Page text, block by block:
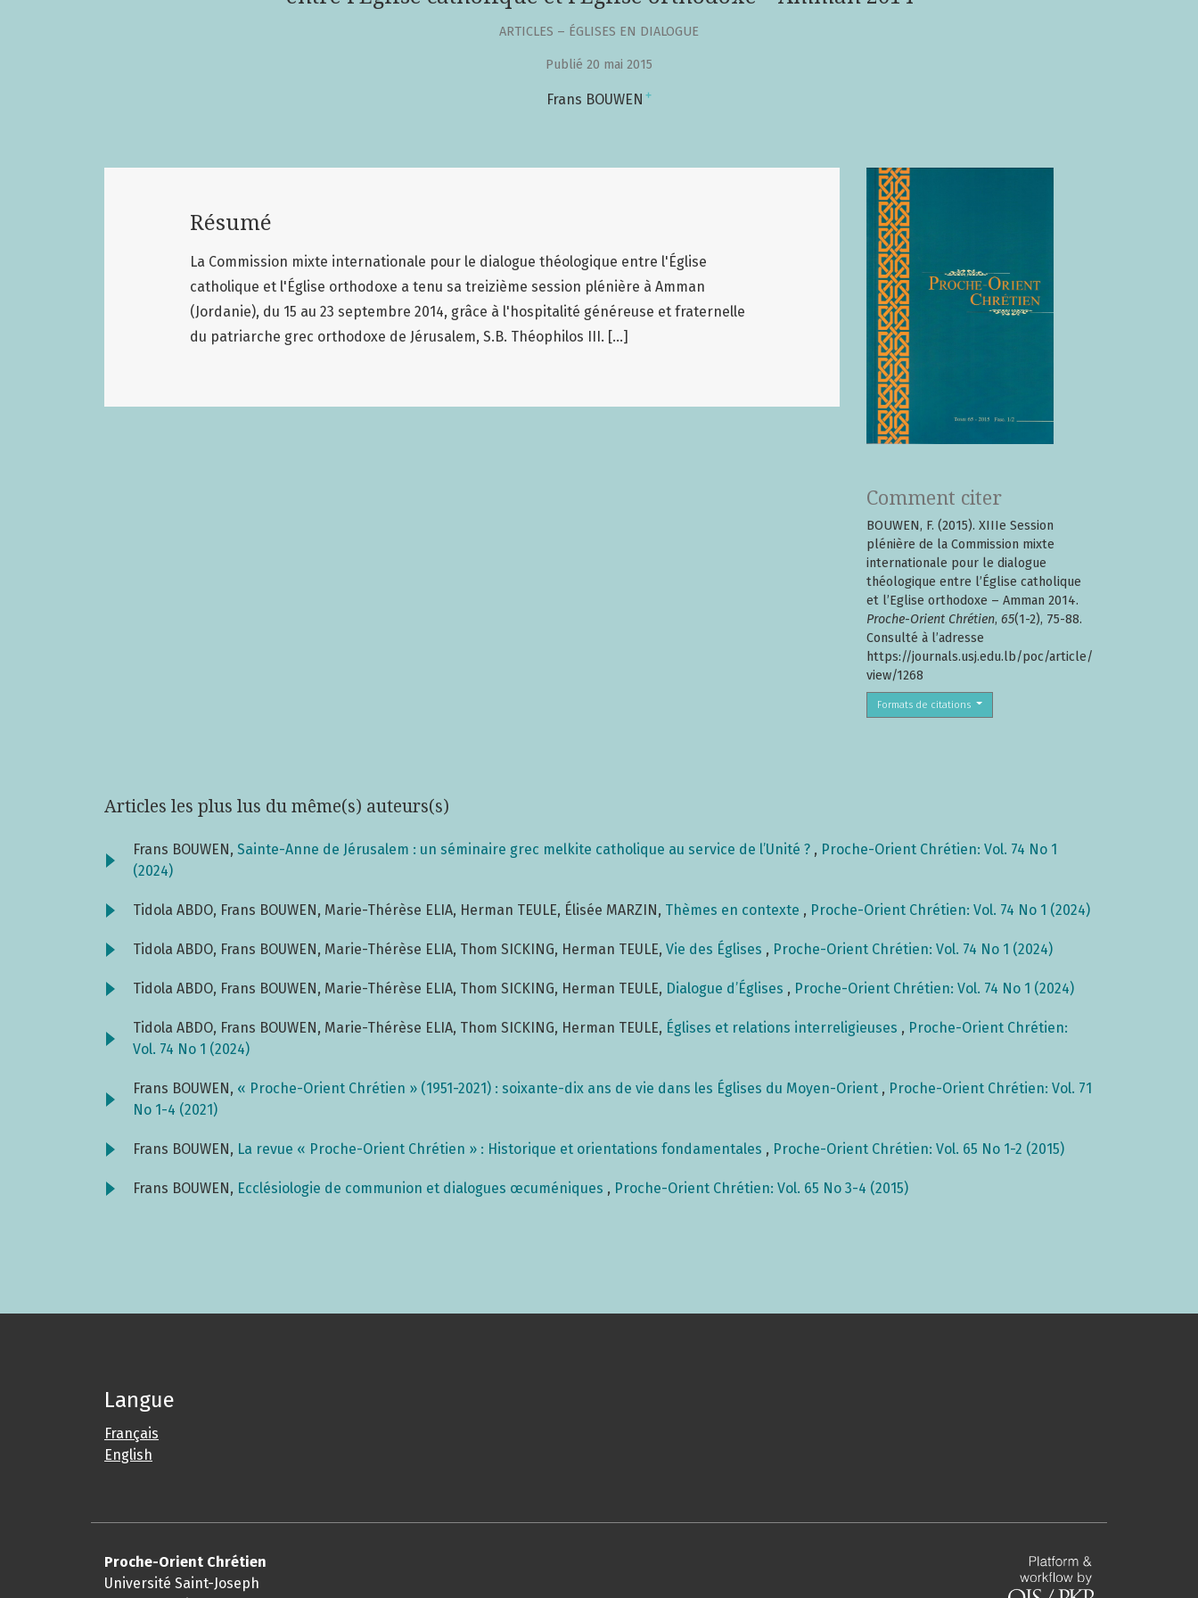
ARTICLES – ÉGLISES EN DIALOGUE
Publié 20 mai 2015
Frans BOUWEN +
Comment citer
BOUWEN, F. (2015). XIIIe Session
plénière de la Commission mixte
internationale pour le dialogue
théologique entre l’Église catholique
et l’Eglise orthodoxe – Amman 2014.
Proche-Orient Chrétien, 65(1-2), 75-88.
Consulté à l’adresse
https://journals.usj.edu.lb/poc/article/
view/1268
Formats de citations
Résumé
La Commission mixte internationale pour le dialogue théologique entre l'Église
catholique et l'Église orthodoxe a tenu sa treizième session plénière à Amman
(Jordanie), du 15 au 23 septembre 2014, grâce à l'hospitalité généreuse et fraternelle
du patriarche grec orthodoxe de Jérusalem, S.B. Théophilos III. [...]
Articles les plus lus du même(s) auteurs(s)
Frans BOUWEN, Sainte-Anne de Jérusalem : un séminaire grec melkite catholique au service de l’Unité ? , Proche-Orient Chrétien: Vol. 74 No 1
(2024)
Tidola ABDO, Frans BOUWEN, Marie-Thérèse ELIA, Herman TEULE, Élisée MARZIN, Thèmes en contexte , Proche-Orient Chrétien: Vol. 74 No 1 (2024)
Tidola ABDO, Frans BOUWEN, Marie-Thérèse ELIA, Thom SICKING, Herman TEULE, Vie des Églises , Proche-Orient Chrétien: Vol. 74 No 1 (2024)
Tidola ABDO, Frans BOUWEN, Marie-Thérèse ELIA, Thom SICKING, Herman TEULE, Dialogue d’Églises , Proche-Orient Chrétien: Vol. 74 No 1 (2024)
Tidola ABDO, Frans BOUWEN, Marie-Thérèse ELIA, Thom SICKING, Herman TEULE, Églises et relations interreligieuses , Proche-Orient Chrétien:
Vol. 74 No 1 (2024)
Frans BOUWEN, « Proche-Orient Chrétien » (1951-2021) : soixante-dix ans de vie dans les Églises du Moyen-Orient , Proche-Orient Chrétien: Vol. 71
No 1-4 (2021)
Frans BOUWEN, La revue « Proche-Orient Chrétien » : Historique et orientations fondamentales , Proche-Orient Chrétien: Vol. 65 No 1-2 (2015)
Frans BOUWEN, Ecclésiologie de communion et dialogues œcuméniques , Proche-Orient Chrétien: Vol. 65 No 3-4 (2015)
Langue
Français
English
Proche-Orient Chrétien
Université Saint-Joseph